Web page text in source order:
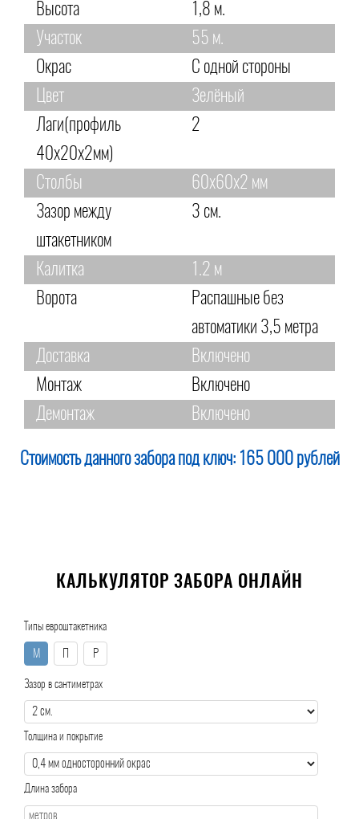
Высота
1,8 м.
Участок
55 м.
Окрас
С одной стороны
Цвет
Зелёный
Лаги(профиль
40х20х2мм)
2
Столбы
60х60х2 мм
Зазор между
штакетником
3 см.
Калитка
1.2 м
Ворота
Распашные без
автоматики 3,5 метра
Доставка
Включено
Монтаж
Включено
Демонтаж
Включено
Стоимость данного забора под ключ: 165 000 рублей
КАЛЬКУЛЯТОР ЗАБОРА ОНЛАЙН
Типы евроштакетника
М Р
Зазор в сантиметрах
Толщина и покрытие
Длина забора